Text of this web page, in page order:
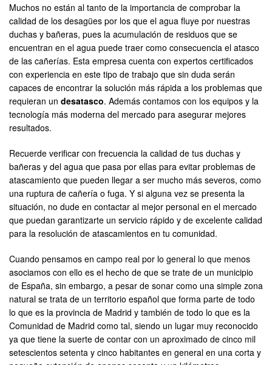
Muchos no están al tanto de la importancia de comprobar la
calidad de los desagües por los que el agua fluye por nuestras
duchas y bañeras, pues la acumulación de residuos que se
encuentran en el agua puede traer como consecuencia el atasco
de las cañerías. Esta empresa cuenta con expertos certificados
con experiencia en este tipo de trabajo que sin duda serán
capaces de encontrar la solución más rápida a los problemas que
requieran un desatasco. Además contamos con los equipos y la
tecnología más moderna del mercado para asegurar mejores
resultados.
Recuerde verificar con frecuencia la calidad de tus duchas y
bañeras y del agua que pasa por ellas para evitar problemas de
atascamiento que pueden llegar a ser mucho más severos, como
una ruptura de cañería o fuga. Y si alguna vez se presenta la
situación, no dude en contactar al mejor personal en el mercado
que puedan garantizarte un servicio rápido y de excelente calidad
para la resolución de atascamientos en tu comunidad.
Cuando pensamos en campo real por lo general lo que menos
asociamos con ello es el hecho de que se trate de un municipio
de España, sin embargo, a pesar de sonar como una simple zona
natural se trata de un territorio español que forma parte de todo
lo que es la provincia de Madrid y también de todo lo que es la
Comunidad de Madrid como tal, siendo un lugar muy reconocido
ya que tiene la suerte de contar con un aproximado de cinco mil
setescientos setenta y cinco habitantes en general en una corta y